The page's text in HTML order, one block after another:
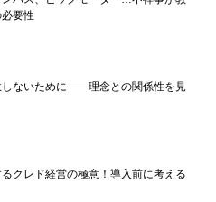
要性
しないために――理念との関係性を見
クレド経営の極意！導入前に考える